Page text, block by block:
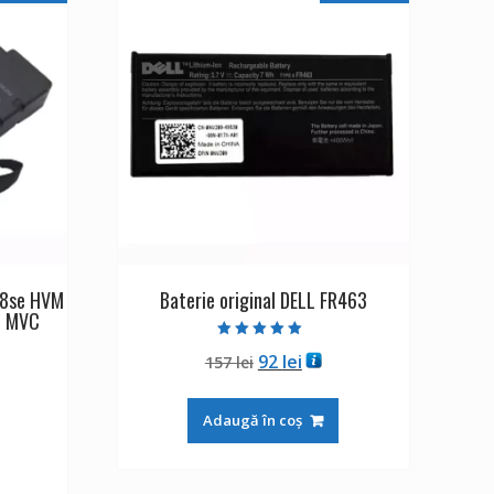
HVM Baterie original DELL FR463
5.00
din 5
157lei Prețul
a
fost:
92 leiPrețul
este:
92 lei.
Adaugă în coș